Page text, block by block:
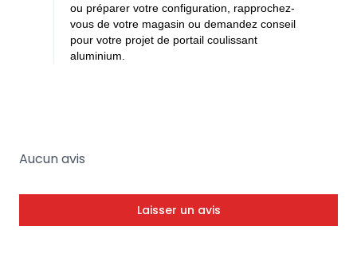
ou préparer votre configuration, rapprochez-
vous de votre magasin ou demandez conseil
pour votre projet de portail coulissant
aluminium.
Aucun avis
Laisser un avis